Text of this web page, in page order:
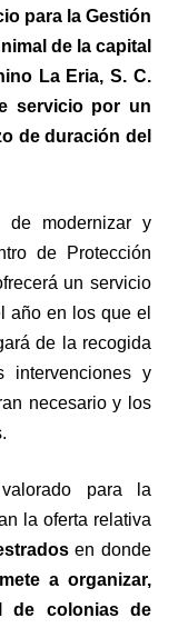
para la Gestión
de la capital
La Eria, S. C.
servicio por un
deduración del
modernizar y
de Protección
un servicio
año en los que el
de la recogida
y
necesario y los
para la
la oferta relativa
en donde
a organizar,
de colonias de